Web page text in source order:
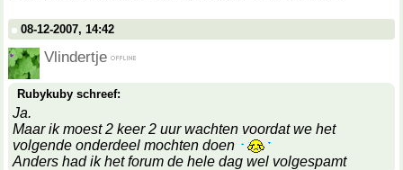
08-12-2007, 14:42
Vlindertje
Rubykuby schreef:
Ja.
Maar ik moest 2 keer 2 uur wachten voordat we het
volgende onderdeel mochten doen
Anders had ik het forum de hele dag wel volgespamt